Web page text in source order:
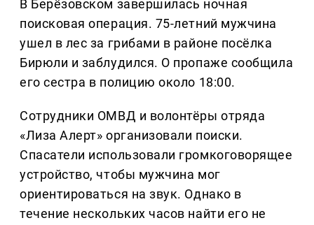
В Берёзовском завершилась ночная
поисковая операция. 75-летний мужчина
ушел в лес за грибами в районе посёлка
Бирюли и заблудился. О пропаже сообщила
его сестра в полицию около 18:00.
Сотрудники ОМВД и волонтёры отряда
«Лиза Алерт» организовали поиски.
Спасатели использовали громкоговорящее
устройство, чтобы мужчина мог
ориентироваться на звук. Однако в
течение нескольких часов найти его не